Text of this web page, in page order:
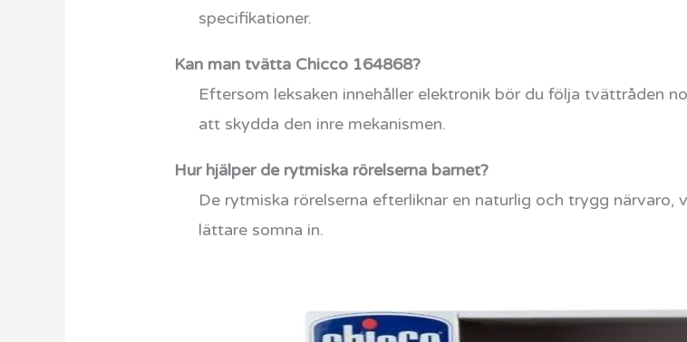
specifikationer.
Kan man tvätta Chicco 164868?
Eftersom leksaken innehåller elektronik bör du följa tvättråden
att skydda den inre mekanismen.
Hur hjälper de rytmiska rörelserna barnet?
De rytmiska rörelserna efterliknar en naturlig och trygg närvaro,
lättare somna in.